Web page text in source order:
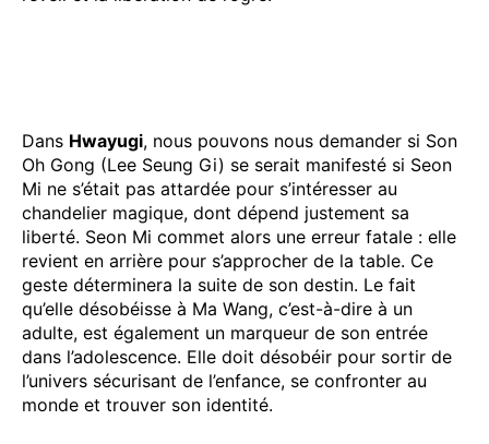
Dans Hwayugi, nous pouvons nous demander si Son
Oh Gong (Lee Seung Gi) se serait manifesté si Seon
Mi ne s’était pas attardée pour s’intéresser au
chandelier magique, dont dépend justement sa
liberté. Seon Mi commet alors une erreur fatale : elle
revient en arrière pour s’approcher de la table. Ce
geste déterminera la suite de son destin. Le fait
qu’elle désobéisse à Ma Wang, c’est-à-dire à un
adulte, est également un marqueur de son entrée
dans l’adolescence. Elle doit désobéir pour sortir de
l’univers sécurisant de l’enfance, se confronter au
monde et trouver son identité.